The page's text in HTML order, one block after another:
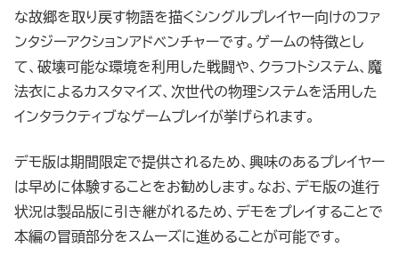
な故郷を取り戻す物語を描くシングルプレイヤー向けのファ
ンタジーアクションアドベンチャーです。ゲームの特徴とし
て、破壊可能な環境を利用した戦闘や、クラフトシステム、魔
法衣によるカスタマイズ、次世代の物理システムを活用した
インタラクティブなゲームプレイが挙げられます。
デモ版は期間限定で提供されるため、興味のあるプレイヤー
は早めに体験することをお勧めします。なお、デモ版の進行
状況は製品版に引き継がれるため、デモをプレイすることで
本編の冒頭部分をスムーズに進めることが可能です。